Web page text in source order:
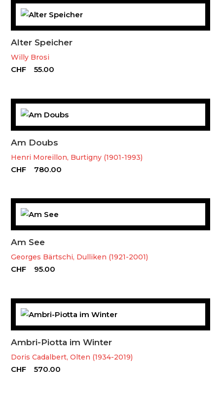
Alter Speicher
Willy Brosi
CHF 55.00
Am Doubs
Henri Moreillon, Burtigny (1901-1993)
CHF 780.00
Am See
Georges Bärtschi, Dulliken (1921-2001)
CHF 95.00
Ambri-Piotta im Winter
Doris Cadalbert, Olten (1934-2019)
CHF 570.00